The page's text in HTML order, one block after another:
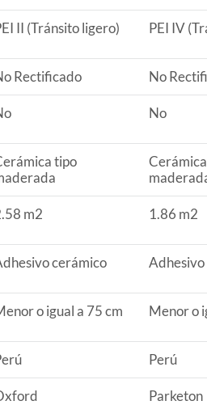
II (Tránsito ligero) PEI IV
Rectificado No
No
tipo
m2 1.86 m2
cerámico
o igual a 75 cm Menor o
Perú
Parketon